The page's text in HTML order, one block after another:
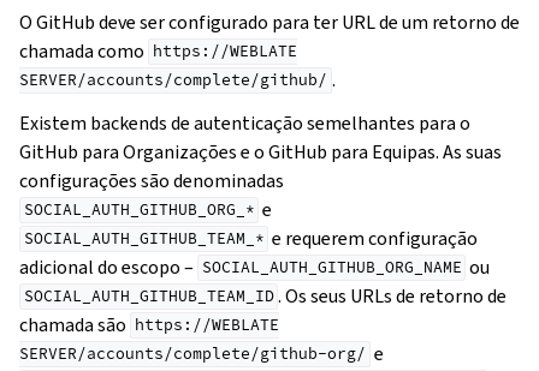
O GitHub deve ser configurado para ter URL de um retorno de
chamada como https://WEBLATE
SERVER/accounts/complete/github/ .
Existem backends de autenticação semelhantes para o
GitHub para Organizações e o GitHub para Equipas. As suas
configurações são denominadas
SOCIAL_AUTH_GITHUB_ORG_* e
SOCIAL_AUTH_GITHUB_TEAM_* e requerem configuração
adicional do escopo – SOCIAL_AUTH_GITHUB_ORG_NAME ou
SOCIAL_AUTH_GITHUB_TEAM_ID . Os seus URLs de retorno de
chamada são https://WEBLATE
SERVER/accounts/complete/github-org/ e